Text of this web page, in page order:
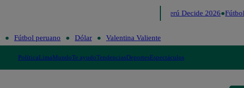
Perú Decide 2026 Fútbol
Fútbol peruano Dólar Valentina Valiente
PolíticaLimaMundoTe ayudoTendenciasDeportesEspectáculos